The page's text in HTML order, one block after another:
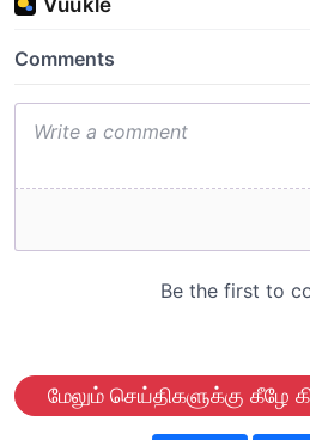
மேலும் செய்திகளுக்கு கீழே